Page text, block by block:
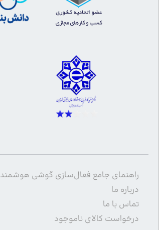
راهنمای جامع فعال‌سازی گوشی هوشمند
درباره ما
تماس با ما
درخواست کالای ناموجود